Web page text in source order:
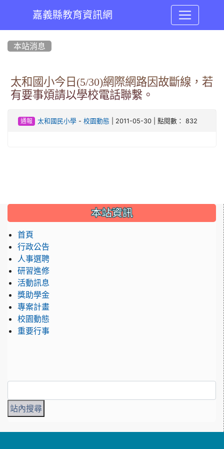
嘉義縣教育資訊網
本站消息
太和國小今日(5/30)網際網路因故斷線，若
有要事煩請以學校電話聯繫。
通報 太和國民小學- 校園動態 | 2011-05-30 | 點閱數： 832
::: 本站資訊
首頁
行政公告
人事選聘
研習進修
活動訊息
獎助學金
專案計畫
校園動態
重要行事